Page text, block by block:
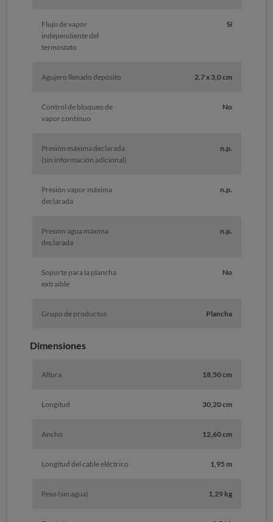
Flujo de vapor
independiente del
termostato
Sí
Agujero llenado depósito 2,7 x 3,0 cm
Control de bloqueo de
vapor continuo
No
Presión máxima declarada
(sin información adicional)
n.p.
Presión vapor máxima
declarada
n.p.
Presión agua máxima
declarada
n.p.
Soporte para la plancha
extraible
No
Grupo de productos Plancha
Dimensiones
Altura 18,50 cm
Longitud 30,20 cm
Ancho 12,60 cm
Longitud del cable eléctrico 1,95 m
Peso (sin agua) 1,29 kg